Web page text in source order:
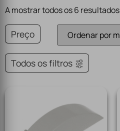
A mostrar todos os 6 resultados
Preço
Todos os filtros